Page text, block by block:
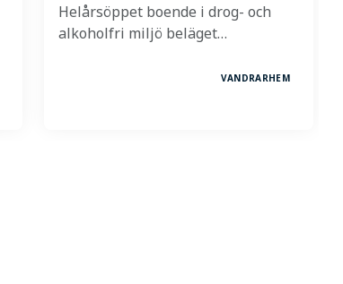
Helårsöppet boende i drog- och
alkoholfri miljö beläget…
VANDRARHEM